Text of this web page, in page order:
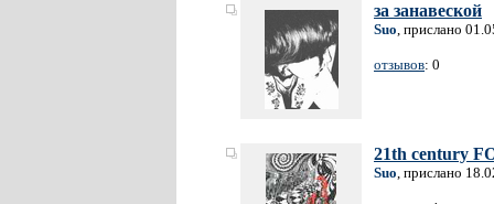
за занавеской
Suo, прислано
отзывов: 0
21th century
Suo, прислано